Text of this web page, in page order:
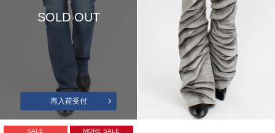
SOLD OUT
再入荷受付
SALE MORE SALE